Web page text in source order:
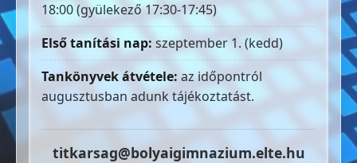
18:00 (gyülekező 17:30-17:45)
Első tanítási nap: szeptember 1. (kedd)
Tankönyvek átvétele: az időpontról
augusztusban adunk tájékoztatást.
titkarsag@bolyaigimnazium.elte.hu